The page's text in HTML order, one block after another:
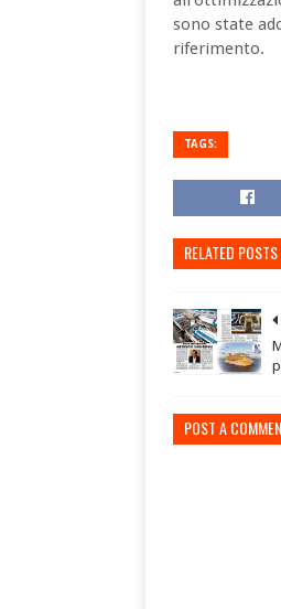
sono state
riferimento.
TAGS:
RELATED POSTS
POST A